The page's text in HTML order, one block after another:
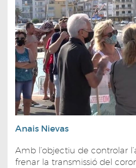
Anais Nievas
Amb l’objectiu de controlar
frenar la transmissió del